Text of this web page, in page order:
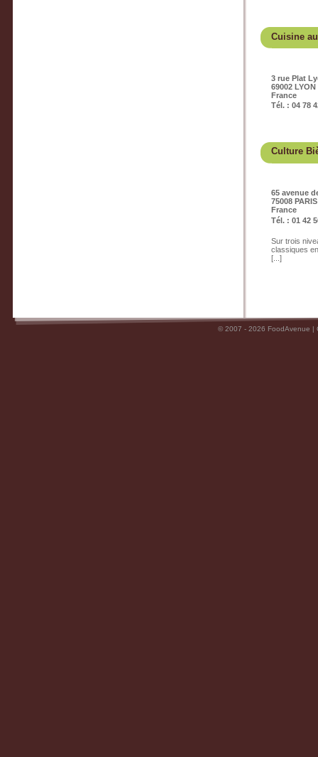
Cuisine
3 rue Plat
69002 LYON
France
Tél. : 04 78
Culture
65 avenue
75008 PARIS
France
Tél. : 01 42
Sur trois
classiques
[...]
© 2007 - 2026 FoodAvenue |